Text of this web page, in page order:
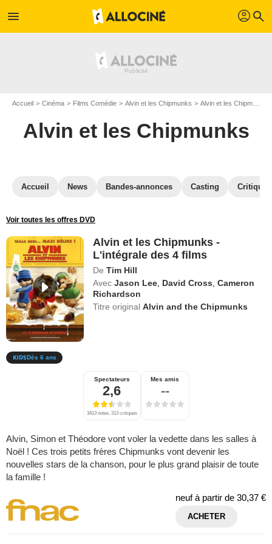
menu profil search
Accueil Cinéma Films Comédie Alvin et les Chipmunks Alvin et les Chipmunks en Blu Ray
Alvin et les Chipmunks
Accueil News Bandes-annonces Casting
Voir toutes les offres DVD
Alvin et les Chipmunks -
L'intégrale des 4 films
De Tim Hill
Avec Jason Lee David Cross ,Cameron
Richardson
Titre originalAlvin and the Chipmunks
Dès 6 ans
Spectateurs
2,6
3413 notes, 313 critiques
Mes amis
--
Alvin, Simon et Théodore vont voler la vedette dans les salles à
Noël ! Ces trois petits frères Chipmunks vont devenir les
nouvelles stars de la chanson, pour le plus grand plaisir de toute
la famille !
neuf à partir de 30,37 €
ACHETER